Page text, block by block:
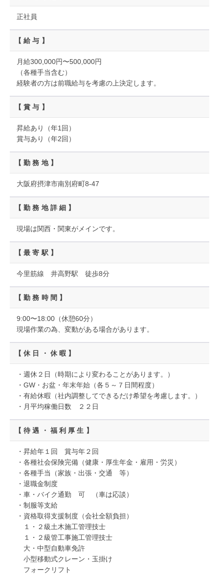
正社員
【給与】
月給300,000円〜500,000円
（各種手当含む）
経験者の方は前職給与を考慮の上決定します。
【賞与】
昇給あり（年1回）
賞与あり（年2回）
【勤務地】
大阪府摂津市南別府町8-47
【勤務地詳細】
現場は関西・関東がメインです。
【最寄駅】
今里筋線 井高野駅 徒歩8分
【勤務時間】
9:00〜18:00（休憩60分）
現場作業の為、変動がある場合があります。
【休日・休暇】
・週休２日（時期により変わることがあります。）
・GW・お盆・年末年始（各５～７日間程度）
・有給休暇（社内調整してできるだけ希望を考慮します。）
・月平均稼働日数 ２２日
【待遇・福利厚生】
・昇給年１回 賞与年２回
・各種社会保険完備（健康・厚生年金・雇用・労災）
・各種手当（家族・出張・交通 等）
・退職金制度
・車・バイク通勤 可 （車は応談）
・制服等支給
・資格取得支援制度（会社全額負担）
１・２級土木施工管理技士
１・２級管工事施工管理技士
大・中型自動車免許
小型移動式クレーン・玉掛け
フォークリフト